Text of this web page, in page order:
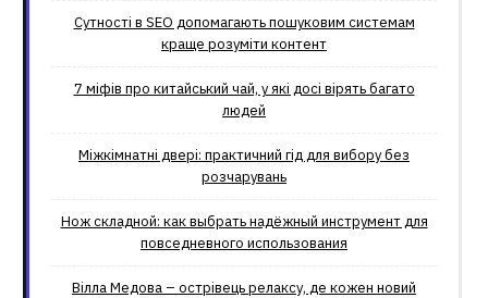
Сутності в SEO допомагають пошуковим системам
краще розуміти контент
7 міфів про китайський чай, у які досі вірять багато
людей
Міжкімнатні двері: практичний гід для вибору без
розчарувань
Нож складной: как выбрать надёжный инструмент для
повседневного использования
Вілла Медова – острівець релаксу, де кожен новий